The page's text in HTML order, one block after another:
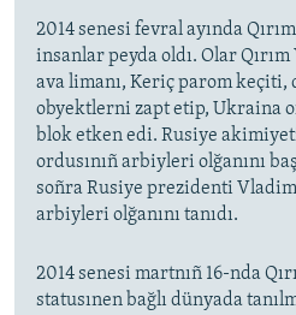
2014 senesi fevral ayında
insanlar peyda oldı. Olar
ava limanı, Keriç parom
obyektlerni zapt etip, Ukraina
blok etken edi. Rusiye
ordusınıñ arbiyleri olğanını
soñra Rusiye prezidenti
arbiyleri olğanını tanıdı.
2014 senesi martnıñ 16-nda
statusınen bağlı dünyada